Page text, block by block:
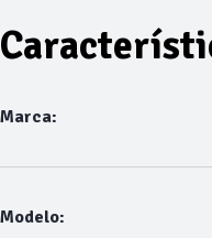
Marca:
Modelo: